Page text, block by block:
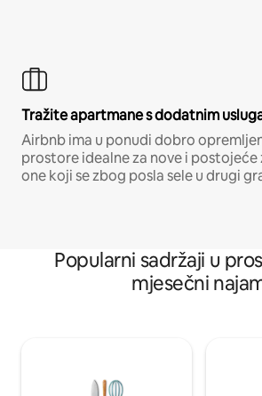
Tražite apartmane s dodatnim
Airbnb ima u ponudi dobro
prostore idealne za nove i
one koji se zbog posla sele u drugi
Popularni sadržaji u
mjesečni